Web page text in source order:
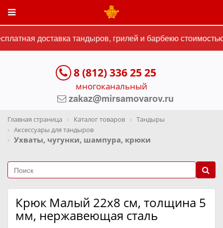
доставка тандыров, грилей и барбекю
8 (812) 336 25 25
многоканальный
zakaz@mirsamovarov.ru
Главная страница Каталог товаров
Тандыры
Аксессуары для тандыров
Ухваты, чугунки, шампура, крюки
Крюк Малый 22х8 см, толщина 5
мм, нержавеющая сталь